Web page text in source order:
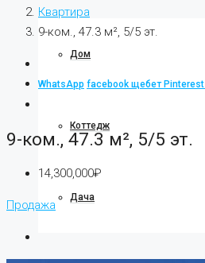
Дом
Коттедж
Дача
Квартира
9-ком., 47.3 м², 5/5 эт.
WhatsApp facebook щебет Pinterest
9-ком., 47.3 м², 5/5 эт.
14,300,000₽
Продажа